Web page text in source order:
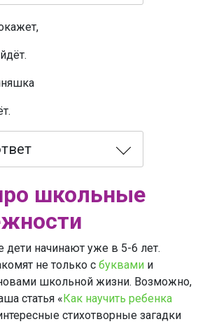
школьные
дети начинают уже в 5-6 лет.
не только с буквами и
школьной жизни. Возможно,
статья «Как научить ребенка
стихотворные загадки